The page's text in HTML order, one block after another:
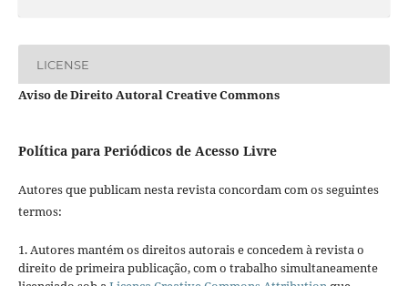
LICENSE
Aviso de Direito Autoral Creative Commons
Política para Periódicos de Acesso Livre
Autores que publicam nesta revista concordam com os seguintes
termos:
1. Autores mantém os direitos autorais e concedem à revista o
direito de primeira publicação, com o trabalho simultaneamente